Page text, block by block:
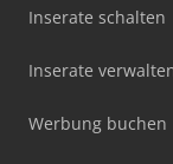
Inserate schalten
Inserate
Werbung buchen